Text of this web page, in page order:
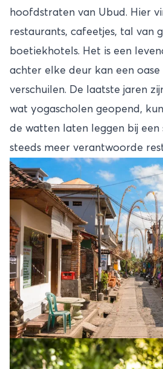
hoofdstraten van Ubud. Hier
restaurants, cafeetjes, tal van
boetiekhotels. Het is een
achter elke deur kan een oase
verschuilen. De laatste jaren
wat yogascholen geopend,
de watten laten leggen bij een
steeds meer verantwoorde